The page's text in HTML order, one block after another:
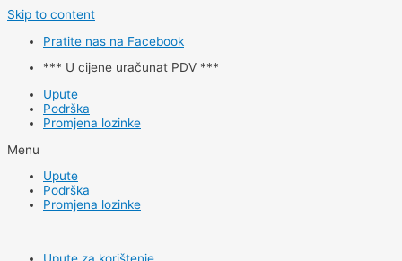
Skip to content
Pratite nas na Facebook
*** U cijene uračunat PDV ***
Upute
Podrška
Promjena lozinke
Menu
Upute
Podrška
Promjena lozinke
Upute za korištenje